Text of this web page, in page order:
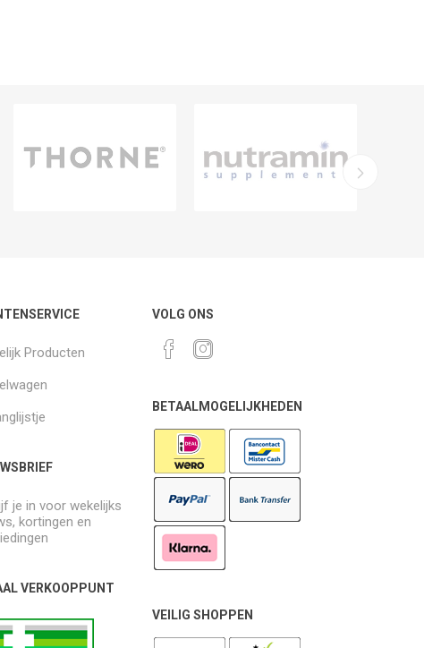
Producten
je in voor wekelijks
kortingen en
VERKOOPPUNT
VOLG ONS
BETAALMOGELIJKHEDEN
VEILIG SHOPPEN